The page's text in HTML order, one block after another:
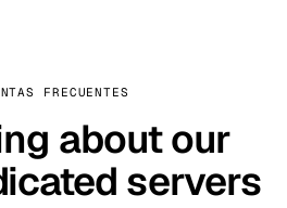
FRECUENTES
about our
servers